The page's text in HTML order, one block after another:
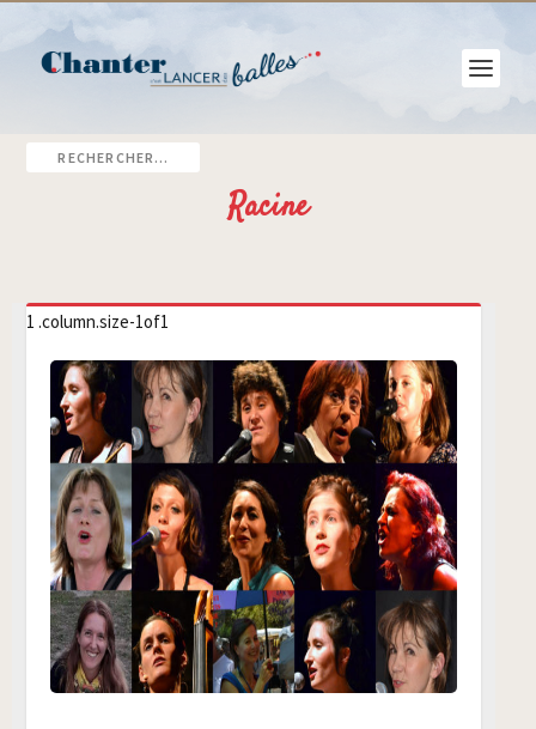
Racine